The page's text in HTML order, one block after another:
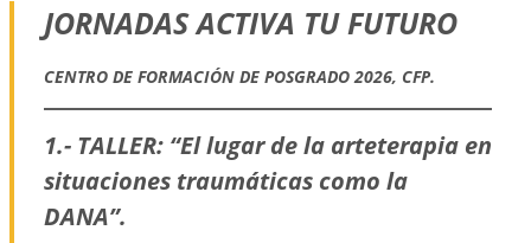
JORNADAS ACTIVA TU FUTURO
CENTRO DE FORMACIÓN DE POSGRADO 2026, CFP.
1.- TALLER: “El lugar de la arteterapia en
situaciones traumáticas como la
DANA”.